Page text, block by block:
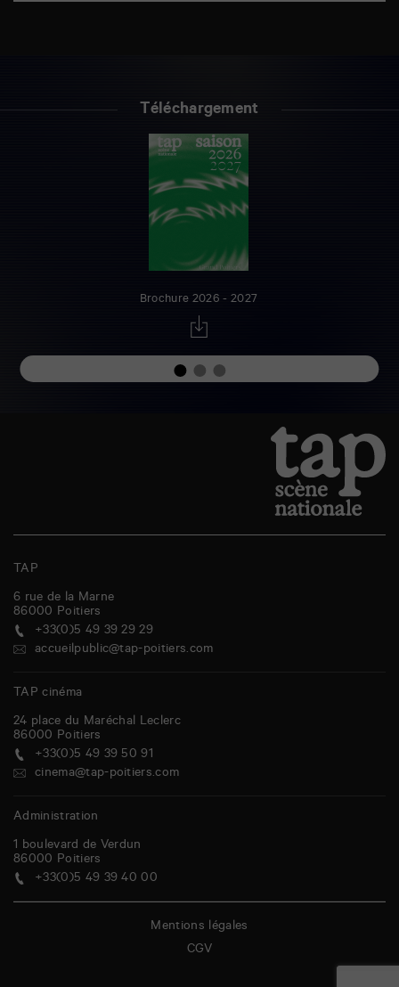
Téléchargement
Brochure 2026 - 2027
TAP
6 rue de la Marne
86000 Poitiers
+33(0)5 49 39 29 29
accueilpublic@tap-poitiers.com
TAP cinéma
24 place du Maréchal Leclerc
86000 Poitiers
+33(0)5 49 39 50 91
cinema@tap-poitiers.com
Administration
1 boulevard de Verdun
86000 Poitiers
+33(0)5 49 39 40 00
Mentions légales
CGV